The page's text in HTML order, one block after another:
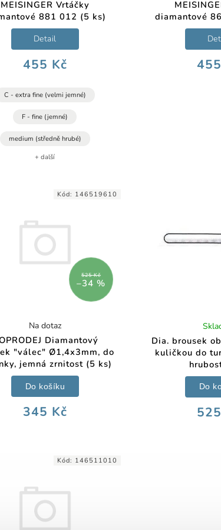
MEISINGER Vrtáčky
881 012 (5 ks)
455 Kč
Detail
C - extra fine (velmi jemné)
F - fine (jemné)
medium (středně hrubé)
+ další
diamantové
525 Kč
–34 %
Diamantový
"válec" Ø1,4x3mm, do
jemná zrnitost (5 ks)
Na dotaz
345 Kč
Do košíku
Kód: 146519610
Dia. brousek
kuličkou do
Do
Kód: 146511010